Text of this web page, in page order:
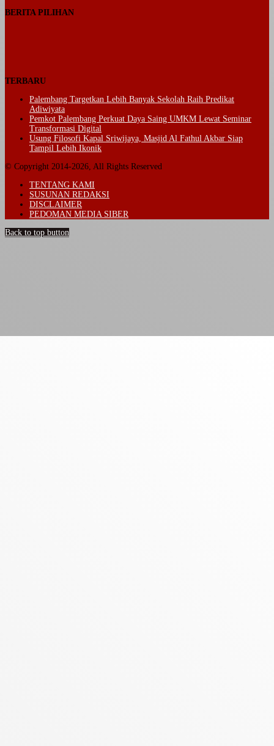
BERITA PILIHAN
TERBARU
Palembang Targetkan Lebih Banyak Sekolah Raih Predikat
Adiwiyata
Pemkot Palembang Perkuat Daya Saing UMKM Lewat Seminar
Transformasi Digital
Usung Filosofi Kapal Sriwijaya, Masjid Al Fathul Akbar Siap
Tampil Lebih Ikonik
© Copyright 2014-2026, All Rights Reserved
TENTANG KAMI
SUSUNAN REDAKSI
DISCLAIMER
PEDOMAN MEDIA SIBER
Back to top button